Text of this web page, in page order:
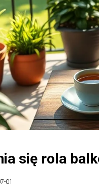
się rola
01